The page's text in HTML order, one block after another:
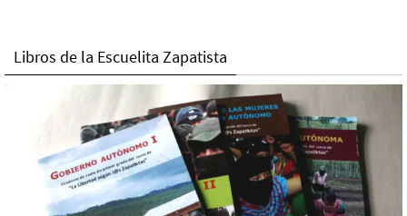
Libros de la Escuelita Zapatista